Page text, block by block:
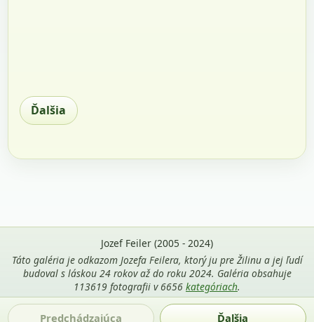
Ďalšia
Predchádzajúca Ďalšia
Jozef Feiler (2005 - 2024)
Táto galéria je odkazom Jozefa Feilera, ktorý ju pre Žilinu a jej ľudí
budoval s láskou 24 rokov až do roku 2024. Galéria obsahuje
113619 fotografii v 6656 kategóriach.
Použitie fotografií z tejto stránky je povolené len s uvedením